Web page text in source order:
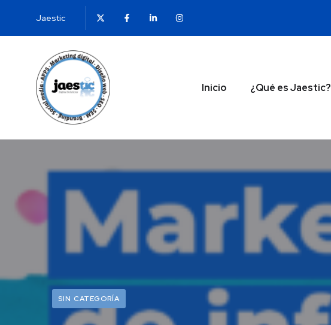
Jaestic
Inicio ¿Qué es Jaestic?
SIN CATEGORÍA